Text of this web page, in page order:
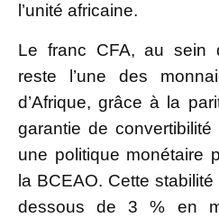
l’unité africaine.
Le franc CFA, au sein
reste l’une des
d’Afrique, grâce à la
garantie de
une politique monétaire
la BCEAO. Cette stabilité
dessous de 3 % en